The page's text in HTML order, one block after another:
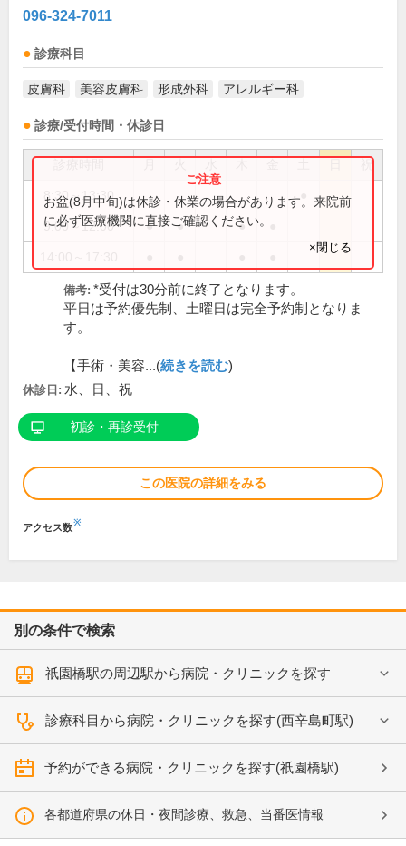
096-324-7011
診療科目
皮膚科 美容皮膚科 形成外科 アレルギー科
診療/受付時間・休診日
祝
8:30～13:30
9:00～12:00 ● ● ●
お盆(8月中旬)は休診・休業の場合があります。来院前
に必ず医療機関に直接ご確認ください。
×閉じる
備考: *受付は30分前に終了となります。
平日は予約優先制、土曜日は完全予約制となりま
す。
【手術・美容...(続きを読む)
休診日: 水、日、祝
初診・再診受付
この医院の詳細をみる
アクセス数※
別の条件で検索
祇園橋駅の周辺駅から病院・クリニックを探す
診療科目から病院・クリニックを探す(西辛島町駅)
予約ができる病院・クリニックを探す(祇園橋駅)
各都道府県の休日・夜間診療、救急、当番医情報